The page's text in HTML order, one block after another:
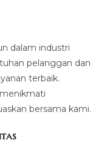
dalam industri
pelanggan dan
terbaik.
bersama kami.